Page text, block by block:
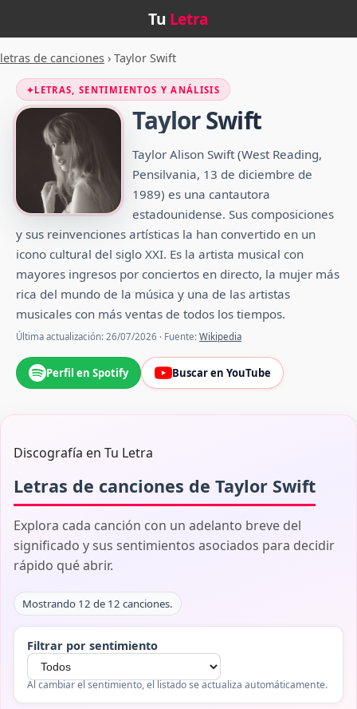
Tu Letra
letras de canciones › Taylor Swift
✦LETRAS, SENTIMIENTOS Y ANÁLISIS
Taylor Swift
Taylor Alison Swift (West Reading,
Pensilvania, 13 de diciembre de
1989) es una cantautora
estadounidense. Sus composiciones
y sus reinvenciones artísticas la han convertido en un
icono cultural del siglo XXI.​ Es la artista musical con
mayores ingresos por conciertos en directo, la mujer más
rica del mundo de la música y una de las artistas
musicales con más ventas de todos los tiempos.
Última actualización: 26/07/2026 · Fuente: Wikipedia
Perfil en Spotify Buscar en YouTube
Discografía en Tu Letra
Letras de canciones de Taylor Swift
Explora cada canción con un adelanto breve del
significado y sus sentimientos asociados para decidir
rápido qué abrir.
Mostrando 12 de 12 canciones.
Filtrar por sentimiento
Al cambiar el sentimiento, el listado se actualiza automáticamente.